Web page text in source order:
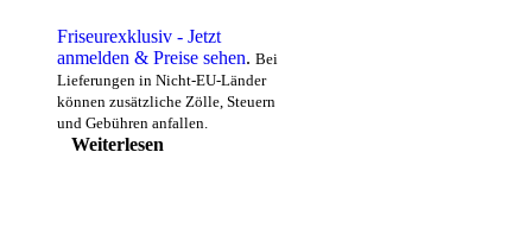
Friseurexklusiv - Jetzt
anmelden & Preise sehen. Bei
Lieferungen in Nicht-EU-Länder
können zusätzliche Zölle, Steuern
und Gebühren anfallen.
Weiterlesen